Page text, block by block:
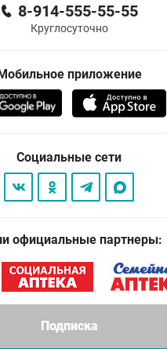
Подписка
8-914-555-55-55
Круглосуточно
приложение
Социальные сети
официальные партнеры: